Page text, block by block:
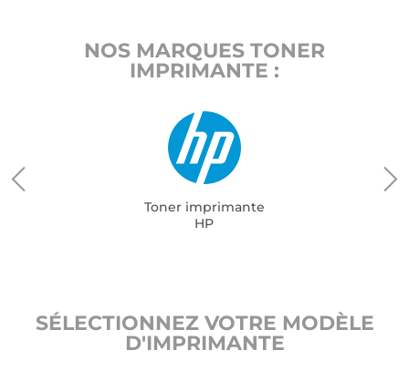
NOS MARQUES TONER
IMPRIMANTE :
Toner imprimante
HP
SÉLECTIONNEZ VOTRE MODÈLE
D'IMPRIMANTE